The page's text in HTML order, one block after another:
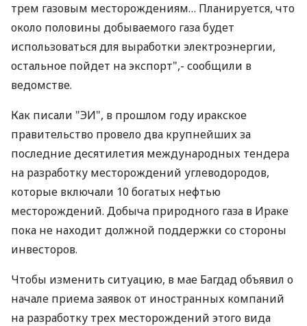
трем газовым месторождениям… Планируется, что
около половины добываемого газа будет
использоваться для выработки электроэнергии,
остальное пойдет на экспорт",- сообщили в
ведомстве.
Как писали "ЭИ", в прошлом году иракское
правительство провело два крупнейших за
последние десятилетия международных тендера
на разработку месторождений углеводородов,
которые включали 10 богатых нефтью
месторождений. Добыча природного газа в Ираке
пока не находит должной поддержки со стороны
инвесторов.
Чтобы изменить ситуацию, в мае Багдад объявил о
начале приема заявок от иностранных компаний
на разработку трех месторождений этого вида